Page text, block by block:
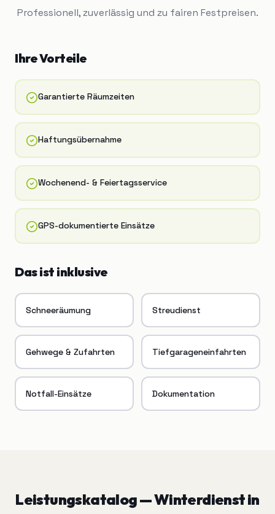
Professionell, zuverlässig und zu fairen Festpreisen.
Ihre Vorteile
Garantierte Räumzeiten
Haftungsübernahme
Wochenend- & Feiertagsservice
GPS-dokumentierte Einsätze
Das ist inklusive
Schneeräumung Streudienst
Gehwege & Zufahrten Tiefgarageneinfahrten
Notfall-Einsätze Dokumentation
Leistungskatalog —Winterdienstin